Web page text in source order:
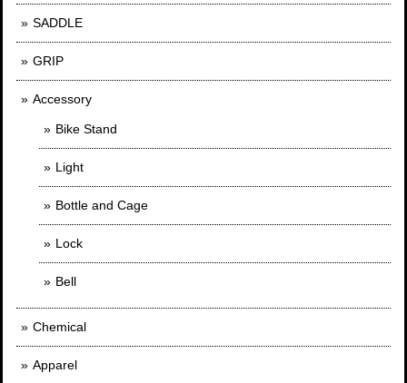
SADDLE
GRIP
Accessory
Bike Stand
Light
Bottle and Cage
Lock
Bell
Chemical
Apparel